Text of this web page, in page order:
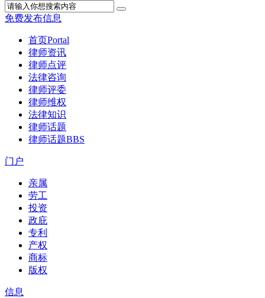
免费发布信息
首页Portal
律师资讯
律师点评
法律咨询
律师评委
律师维权
法律知识
律师话题
律师话题BBS
门户
亲属
劳工
投资
政庇
专利
产权
商标
版权
信息